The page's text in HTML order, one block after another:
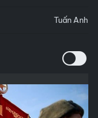
Tuấn Anh